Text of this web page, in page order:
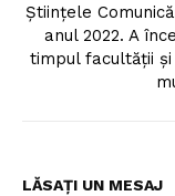
Științele
anul 2022. A
timpul facultății
LĂSAȚI UN MESAJ